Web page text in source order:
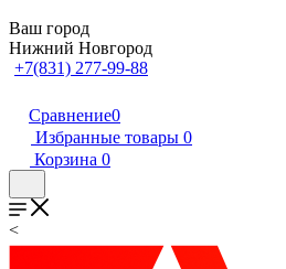
Ваш город
Нижний Новгород
+7(831) 277-99-88
Сравнение0
Избранные товары 0
Корзина 0
<